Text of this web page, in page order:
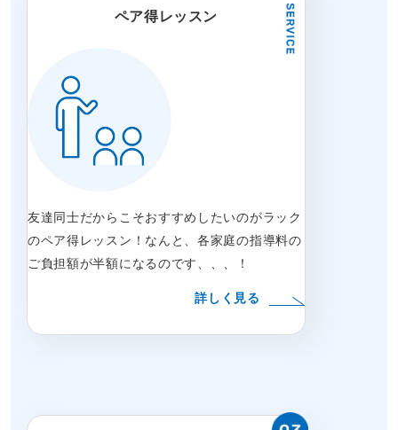
ペア得レッスン
友達同士だからこそおすすめしたいのがラック
のペア得レッスン！なんと、各家庭の指導料の
ご負担額が半額になるのです、、、！
詳しく見る